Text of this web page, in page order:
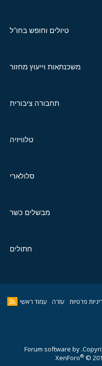
טיולים וחופש בחו"ל
משכנתאות וייעוץ מחזור
תחבורה ציבורית
טלוויזיה
סלולארי
מבשלים כשר
חתולים
פרטיות עזרה עמוד ראשי
Forum software by
XenForo® ©